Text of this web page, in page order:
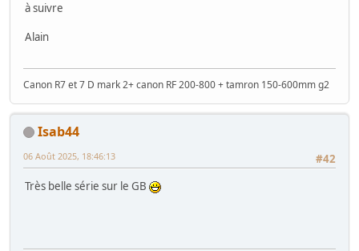
à suivre
Alain
Canon R7 et 7 D mark 2+ canon RF 200-800 + tamron 150-600mm g2
Isab44
#42
06 Août 2025, 18:46:13
Très belle série sur le GB